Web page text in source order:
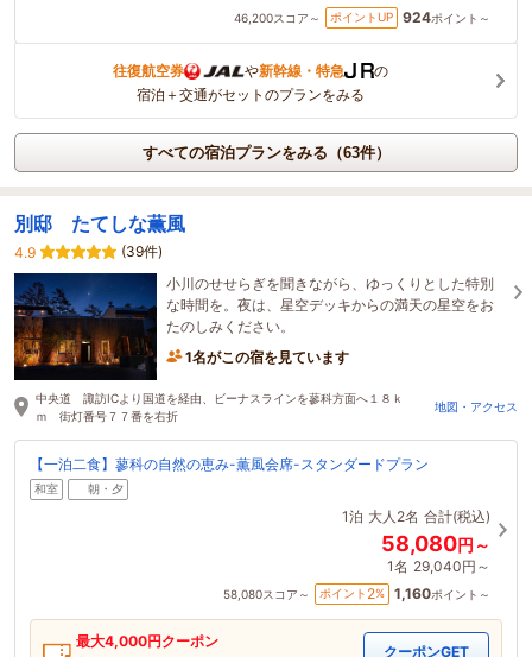
46,200スコア～ ポイントUP 924ポイント～
往復航空券 や新幹線・特急
の
宿泊＋交通がセットのプランをみる
すべての宿泊プランをみる（63件）
別邸 たてしな薫風
4.9
(39件)
小川のせせらぎを聞きながら、ゆっくりとした特別
な時間を。夜は、星空デッキからの満天の星空をお
たのしみください。
1名がこの宿を見ています
中央道 諏訪ICより国道を経由、ビーナスラインを蓼科方面へ１８ｋ
ｍ 街灯番号７７番を右折
地図・アクセス
【一泊二食】蓼科の自然の恵み-薫風会席-スタンダードプラン
和室 朝・夕
1泊 大人2名 合計(税込)
58,080円～
1名 29,040円～
58,080スコア～ ポイント 2% 1,160ポイント～
最大4,000円クーポン
クーポンGET